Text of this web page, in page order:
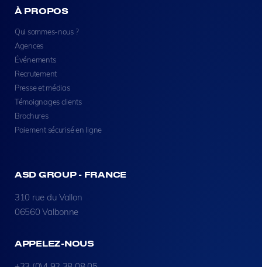
À PROPOS
Qui sommes-nous ?
Agences
Événements
Recrutement
Presse et médias
Témoignages clients
Brochures
Paiement sécurisé en ligne
ASD GROUP - FRANCE
310 rue du Vallon
06560 Valbonne
APPELEZ-NOUS